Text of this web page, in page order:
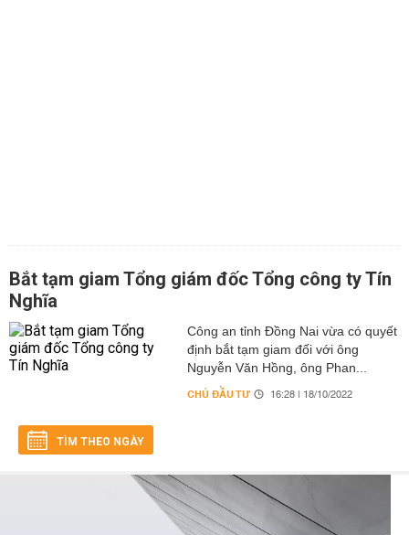
Bắt tạm giam Tổng giám đốc Tổng công ty Tín
Nghĩa
Công an tỉnh Đồng Nai vừa có quyết
định bắt tạm giam đối với ông
Nguyễn Văn Hồng, ông Phan...
CHỦ ĐẦU TƯ 16:28 | 18/10/2022
TÌM THEO NGÀY